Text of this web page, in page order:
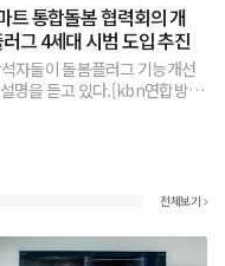
29일부터 개시한다고 밝혔다.
서...
트 통합돌봄 협력회의 개
그 4세대 시범 도입 추진
자들이 돌봄플러그 기능개선
명을 듣고 있다.[kbn연합방송
과를 공유하며 향후 발전 방안을
전체보기